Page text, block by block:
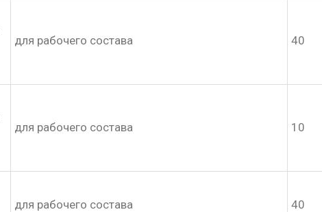
для рабочего состава 40
для рабочего состава 10
для рабочего состава 40